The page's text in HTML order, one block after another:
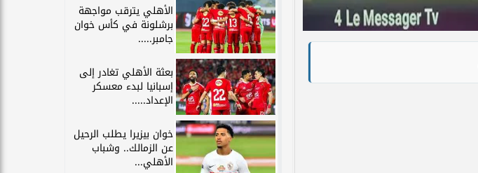
الأهلي يترقب مواجهة
برشلونة في كأس خوان
جامبر.....
بعثة الأهلي تغادر إلى
إسبانيا لبدء معسكر
الإعداد.....
خوان بيزيرا يطلب الرحيل
عن الزمالك.. وشباب
الأهلي...